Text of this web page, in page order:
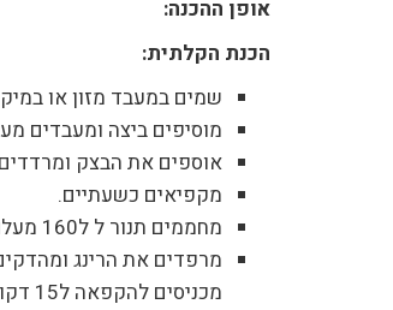
אופן ההכנה:
הכנת הקלתית:
שמים במעבד מזון או
מוסיפים ביצה ומעבדים
אוספים את הבצק ומרדדים בין 2 ניירות אפיה או דפי גיטרה
מקפיאים כשעתיים.
מחממים תנור ל ל160 מעלות.
מרפדים את הרינג
מכניסים להקפאה ל15 דקות את התבנית